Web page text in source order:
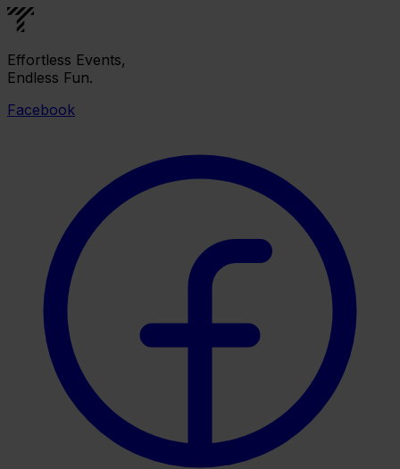
Effortless Events,
Endless Fun.
Facebook